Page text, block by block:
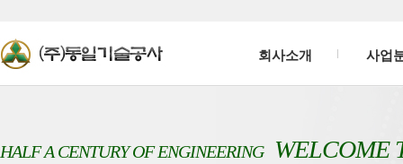
회사소개 사업
HALF A CENTURY OF ENGINEERINGWELCOME